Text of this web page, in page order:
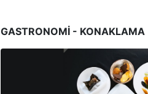
GASTRONOMİ - KONAKLAMA